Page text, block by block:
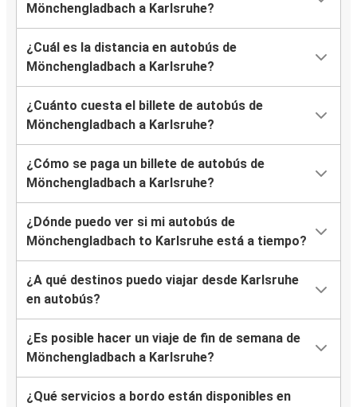
Mönchengladbach a Karlsruhe?
¿Cuál es la distancia en autobús de
Mönchengladbach a Karlsruhe?
¿Cuánto cuesta el billete de autobús de
Mönchengladbach a Karlsruhe?
¿Cómo se paga un billete de autobús de
Mönchengladbach a Karlsruhe?
¿Dónde puedo ver si mi autobús de
Mönchengladbach to Karlsruhe está a tiempo?
¿A qué destinos puedo viajar desde Karlsruhe
en autobús?
¿Es posible hacer un viaje de fin de semana de
Mönchengladbach a Karlsruhe?
¿Qué servicios a bordo están disponibles en